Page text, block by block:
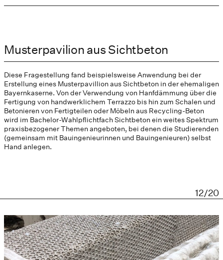
Musterpavilion aus Sichtbeton
Diese Fragestellung fand beispielsweise Anwendung bei der
Erstellung eines Musterpavillion aus Sichtbeton in der ehemaligen
Bayernkaserne. Von der Verwendung von Hanfdämmung über die
Fertigung von handwerklichem Terrazzo bis hin zum Schalen und
Betonieren von Fertigteilen oder Möbeln aus Recycling-Beton
wird im Bachelor-Wahlpflichtfach Sichtbeton ein weites Spektrum
praxisbezogener Themen angeboten, bei denen die Studierenden
(gemeinsam mit Bauingenieurinnen und Bauingenieuren) selbst
Hand anlegen.
12/20